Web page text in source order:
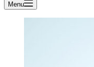
Menu